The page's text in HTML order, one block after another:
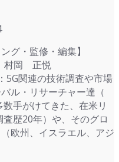
グ・監修・編集】
村岡 正悦
5G関連の技術調査や市場
ル・リサーチャー達（
手がけてきた、在米リ
歴20年）や、そのグロ
欧州、イスラエル、アジ